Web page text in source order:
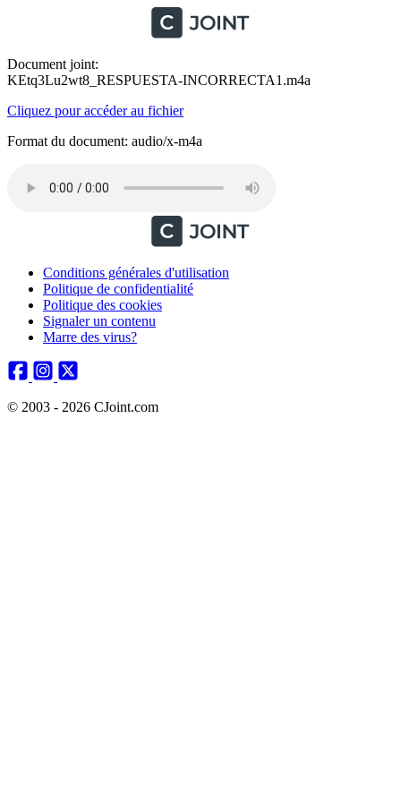
Document joint:
KEtq3Lu2wt8_RESPUESTA-INCORRECTA1.m4a
Cliquez pour accéder au fichier
Format du document: audio/x-m4a
Conditions générales d'utilisation
Politique de confidentialité
Politique des cookies
Signaler un contenu
Marre des virus?
© 2003 - 2026 CJoint.com